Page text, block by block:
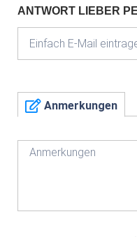
ANTWORT LIEBER
Anmerkungen